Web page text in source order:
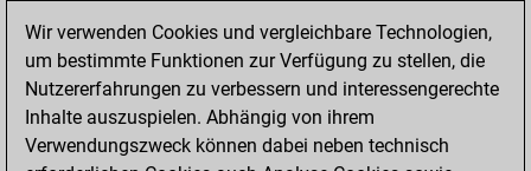
OPENINGS
Erfassen und Üben Sie Ihr Eröffnungsrepertoire
DATABASE
Acht Millionen starke Partien
MYGAMES
Speichern und analysieren Sie eigene Partien in der Cloud
Wir verwenden Cookies und vergleichbare Technologien,
um bestimmte Funktionen zur Verfügung zu stellen, die
Nutzererfahrungen zu verbessern und interessengerechte
Inhalte auszuspielen. Abhängig von ihrem
Verwendungszweck können dabei neben technisch